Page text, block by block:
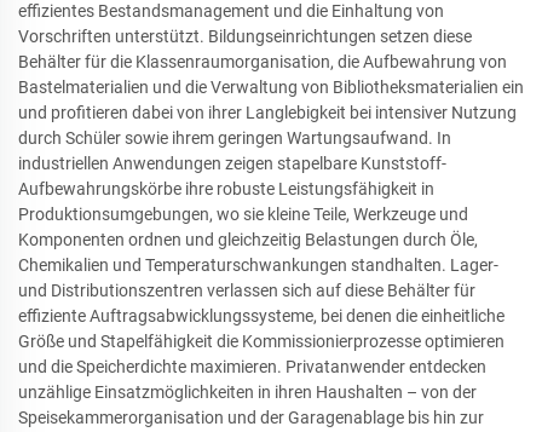
effizientes Bestandsmanagement und die Einhaltung von
Vorschriften unterstützt. Bildungseinrichtungen setzen diese
Behälter für die Klassenraumorganisation, die Aufbewahrung von
Bastelmaterialien und die Verwaltung von Bibliotheksmaterialien ein
und profitieren dabei von ihrer Langlebigkeit bei intensiver Nutzung
durch Schüler sowie ihrem geringen Wartungsaufwand. In
industriellen Anwendungen zeigen stapelbare Kunststoff-
Aufbewahrungskörbe ihre robuste Leistungsfähigkeit in
Produktionsumgebungen, wo sie kleine Teile, Werkzeuge und
Komponenten ordnen und gleichzeitig Belastungen durch Öle,
Chemikalien und Temperaturschwankungen standhalten. Lager-
und Distributionszentren verlassen sich auf diese Behälter für
effiziente Auftragsabwicklungssysteme, bei denen die einheitliche
Größe und Stapelfähigkeit die Kommissionierprozesse optimieren
und die Speicherdichte maximieren. Privatanwender entdecken
unzählige Einsatzmöglichkeiten in ihren Haushalten – von der
Speisekammerorganisation und der Garagenablage bis hin zur